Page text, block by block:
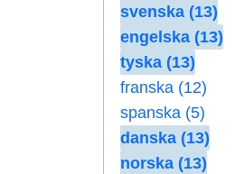
svenska (13)
engelska (13)
tyska (13)
franska (12)
spanska (5)
danska (13)
norska (13)